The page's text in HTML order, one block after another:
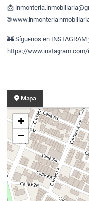
📩
🌐
🏰 Síguenos en INSTAGRAM
https://www.instagram.com/
Mapa
+
−